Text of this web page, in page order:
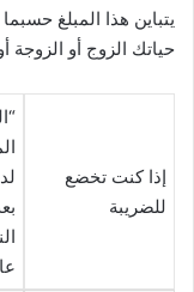
يتباين هذا المبلغ
حياتك الزوج أو الزوجة
إذا كنت تخضع
للضريبة
عام